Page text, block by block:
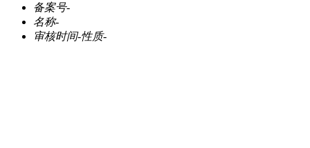
备案号-
名称-
审核时间-性质-